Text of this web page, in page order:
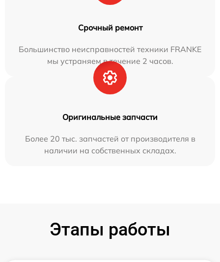
Срочный ремонт
Большинство неисправностей техники FRANKE
мы устраняем в течение 2 часов.
Оригинальные запчасти
Более 20 тыс. запчастей от производителя в
наличии на собственных складах.
Этапы работы